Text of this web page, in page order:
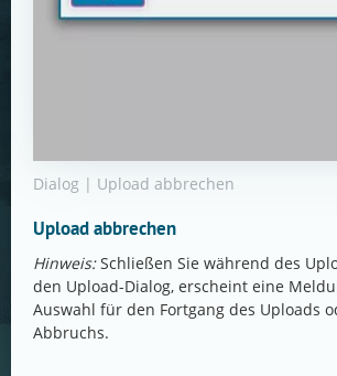
Dialog | Upload abbrechen
Upload abbrechen
Hinweis:Schließen Sie während des
den Upload-Dialog, erscheint eine
Auswahl für den Fortgang des Uploads
Abbruchs.